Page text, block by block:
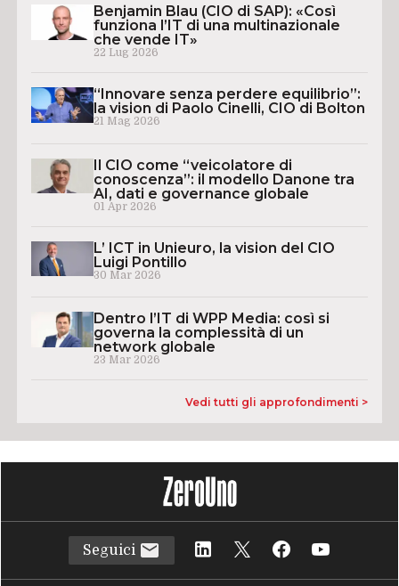
Benjamin Blau (CIO di SAP): «Così
funziona l’IT di una multinazionale
che vende IT»
22 Lug 2026
“Innovare senza perdere equilibrio”:
la vision di Paolo Cinelli, CIO di Bolton
21 Mag 2026
Il CIO come “veicolatore di
conoscenza”: il modello Danone tra
AI, dati e governance globale
01 Apr 2026
L’ ICT in Unieuro, la vision del CIO
Luigi Pontillo
30 Mar 2026
Dentro l’IT di WPP Media: così si
governa la complessità di un
network globale
23 Mar 2026
Vedi tutti gli approfondimenti >
Seguici